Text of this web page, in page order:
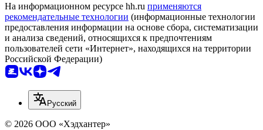
На информационном ресурсе hh.ru применяются
рекомендательные технологии (информационные технологии
предоставления информации на основе сбора, систематизации
и анализа сведений, относящихся к предпочтениям
пользователей сети «Интернет», находящихся на территории
Российской Федерации)
Русский
© 2026 ООО «Хэдхантер»